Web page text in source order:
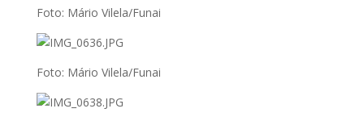
Foto: Mário Vilela/Funai
Foto: Mário Vilela/Funai